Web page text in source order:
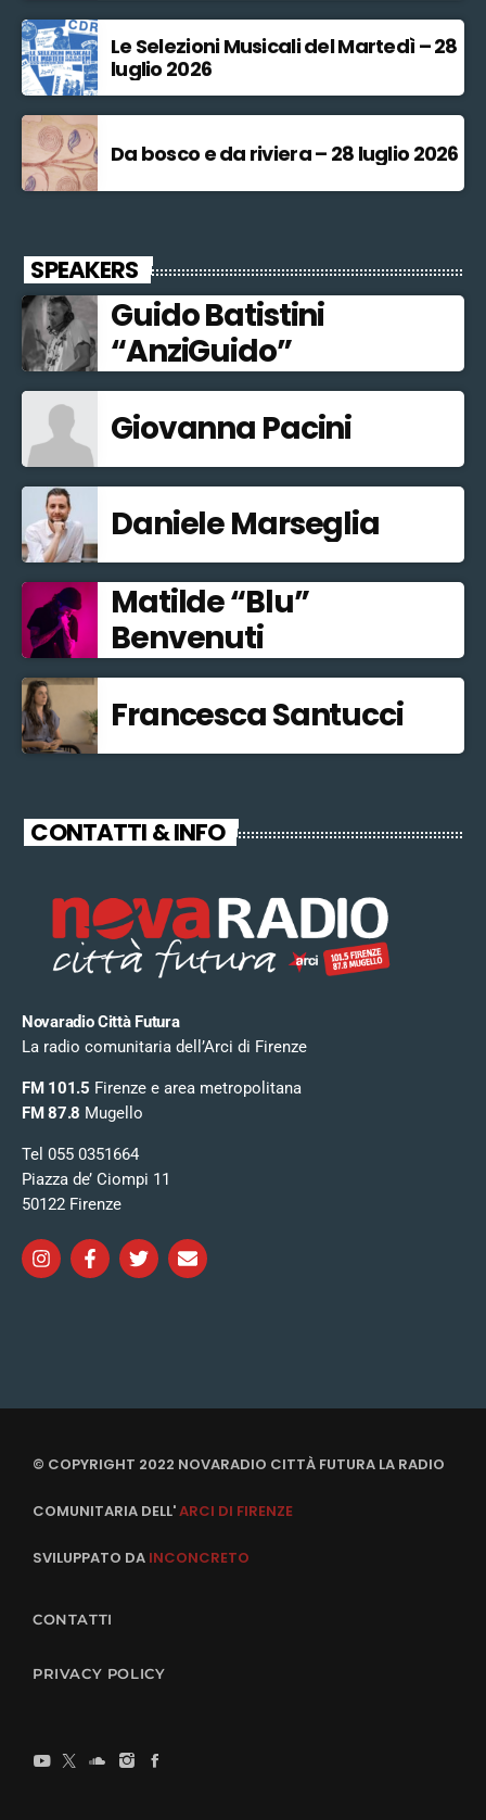
Le Selezioni Musicali del Martedì – 28
luglio 2026
Da bosco e da riviera – 28 luglio 2026
SPEAKERS
Guido Batistini
“AnziGuido”
Giovanna Pacini
Daniele Marseglia
Matilde “Blu”
Benvenuti
Francesca Santucci
CONTATTI & INFO
Novaradio Città Futura
La radio comunitaria dell’Arci di Firenze
FM 101.5 Firenze e area metropolitana
FM 87.8 Mugello
Tel 055 0351664
Piazza de’ Ciompi 11
50122 Firenze
© COPYRIGHT 2022 NOVARADIO CITTÀ FUTURA LA RADIO
COMUNITARIA DELL'ARCI DI FIRENZE
SVILUPPATO DA INCONCRETO
CONTATTI
PRIVACY POLICY